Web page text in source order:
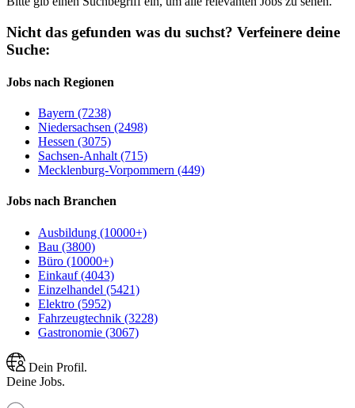
Nicht das gefunden was du suchst? Verfeinere deine
Suche:
Jobs nach Regionen
Bayern (7238)
Niedersachsen (2498)
Hessen (3075)
Sachsen-Anhalt (715)
Mecklenburg-Vorpommern (449)
Jobs nach Branchen
Ausbildung (10000+)
Bau (3800)
Büro (10000+)
Einkauf (4043)
Einzelhandel (5421)
Elektro (5952)
Fahrzeugtechnik (3228)
Gastronomie (3067)
Dein Profil.
Deine Jobs.